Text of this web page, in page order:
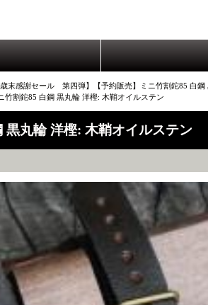
歳末感謝セール 第四弾】【予約販売】ミニ竹割鉈85 白鋼
割鉈85 白鋼 黒丸輪 洋樫: 木鞘オイルステン
丸輪 洋樫: 木鞘オイルステン